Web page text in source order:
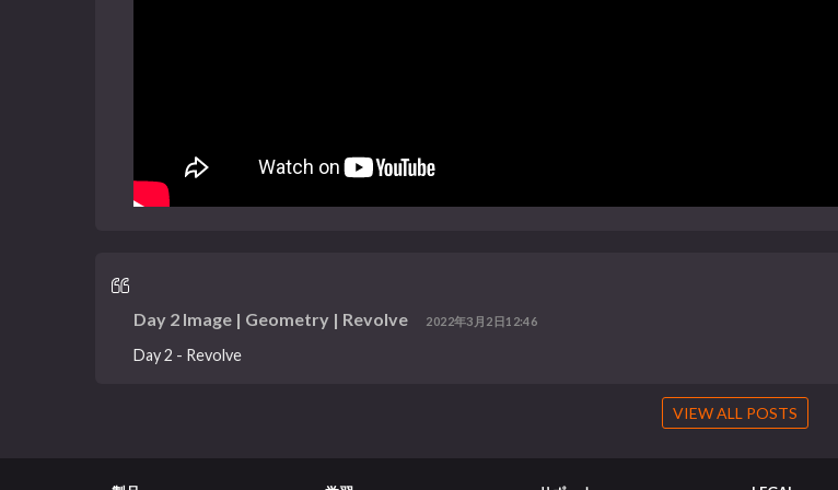
Day 2 Image | Geometry | Revolve 2022年3月2日12:46
Day 2 - Revolve
VIEW ALL POSTS